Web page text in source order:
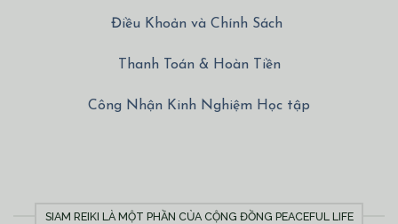
Điều Khoản và Chính Sách
Thanh Toán & Hoàn Tiền
Công Nhận Kinh Nghiệm Học tập
SIAM REIKI LÀ MỘT PHẦN CỦA CỘNG ĐỒNG PEACEFUL LIFE